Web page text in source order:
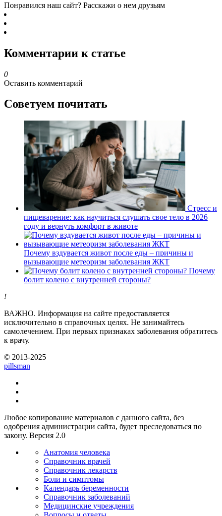
Понравился наш сайт? Расскажи о нем друзьям
Комментарии к статье
0
Оставить комментарий
Советуем почитать
Стресс и
пищеварение: как научиться слушать свое тело в 2026
году и вернуть комфорт в животе
Почему вздувается живот после еды – причины и
вызывающие метеоризм заболевания ЖКТ
Почему
болит колено с внутренней стороны?
!
ВАЖНО. Информация на сайте предоставляется
исключительно в справочных целях. Не занимайтесь
самолечением. При первых признаках заболевания обратитесь
к врачу.
© 2013-2025
pillsman
Любое копирование материалов с данного сайта, без
одобрения администрации сайта, будет преследоваться по
закону. Версия 2.0
Анатомия человека
Справочник врачей
Справочник лекарств
Боли и симптомы
Календарь беременности
Справочник заболеваний
Медицинские учреждения